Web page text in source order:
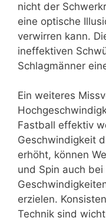
nicht der
eine optische
verwirren kann.
ineffektiven
Schlagmänner
Ein weiteres
Fastball effektiv
Geschwindigkeit
erhöht, können
und Spin auch
erzielen.
Technik sind